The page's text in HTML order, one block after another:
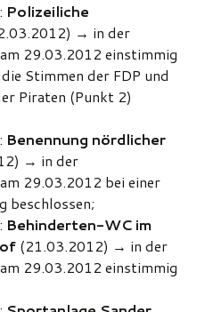
: Polizeiliche
→ in der
29.03.2012 einstimmig
Stimmen der FDP und
Piraten (Punkt 2)
: Benennung nördlicher
→ in der
29.03.2012 bei einer
beschlossen;
: Behinderten-WC im
(21.03.2012) → in der
29.03.2012 einstimmig